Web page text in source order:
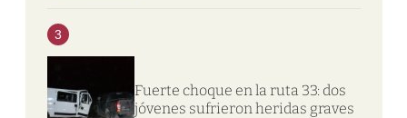
3
Fuerte choque en la ruta 33: dos
jóvenes sufrieron heridas graves